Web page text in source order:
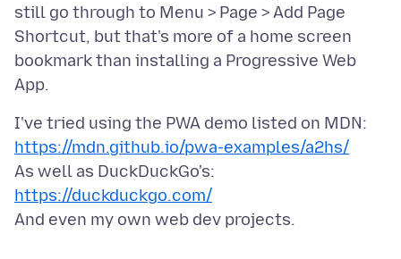
still go through to Menu > Page > Add Page
Shortcut, but that's more of a home screen
bookmark than installing a Progressive Web
https://mdn.github.io/pwa-examples/a2hs/
https://duckduckgo.com/